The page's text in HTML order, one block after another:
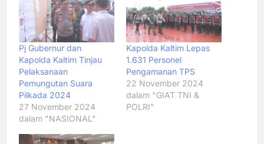
Pj Gubernur dan
Kapolda Kaltim Tinjau
Pelaksanaan
Pemungutan Suara
Pilkada 2024
27 November 2024
dalam "NASIONAL"
Kapolda Kaltim Lepas
1.631 Personel
Pengamanan TPS
22 November 2024
dalam "GIAT TNI &
POLRI"